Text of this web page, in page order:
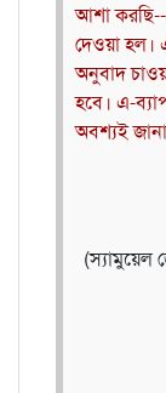
আশা
দেওয়া হল।
অনুবাদ
হবে। এ-
অবশ্যই